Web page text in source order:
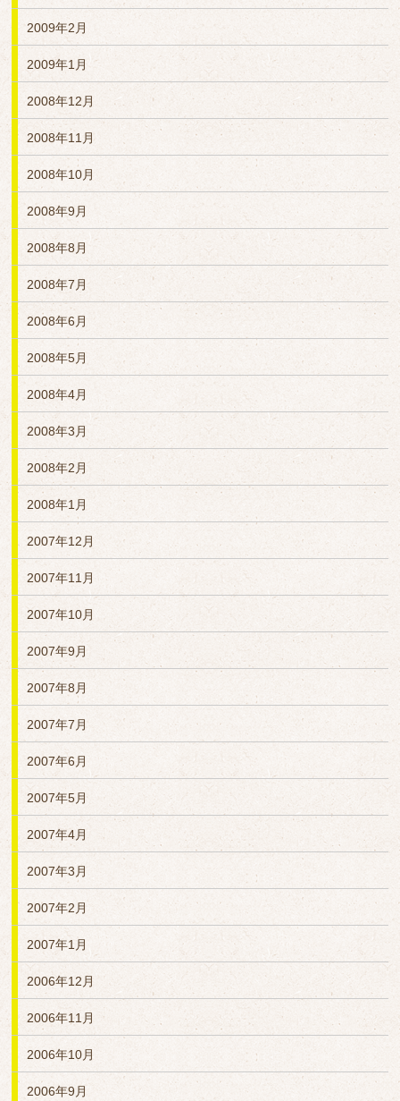
2009年2月
2009年1月
2008年12月
2008年11月
2008年10月
2008年9月
2008年8月
2008年7月
2008年6月
2008年5月
2008年4月
2008年3月
2008年2月
2008年1月
2007年12月
2007年11月
2007年10月
2007年9月
2007年8月
2007年7月
2007年6月
2007年5月
2007年4月
2007年3月
2007年2月
2007年1月
2006年12月
2006年11月
2006年10月
2006年9月